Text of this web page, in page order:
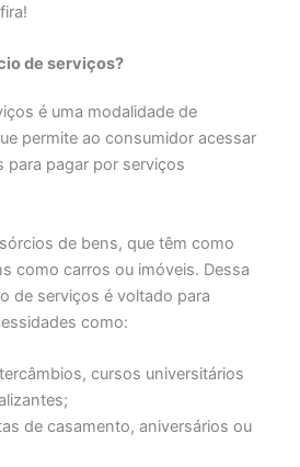
de serviços?
é uma modalidade de
permite ao consumidor acessar
para pagar por serviços
de bens, que têm como
como carros ou imóveis. Dessa
de serviços é voltado para
como:
cursos universitários
de casamento, aniversários ou